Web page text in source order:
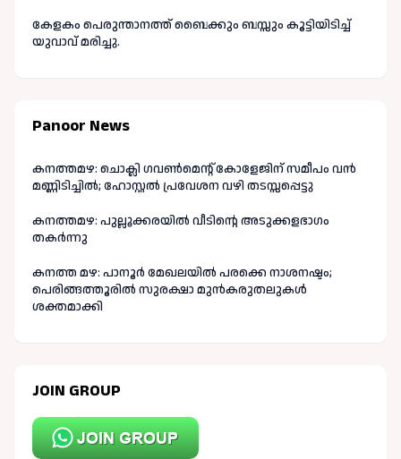
കേളകം പെരുന്താനത്ത് ബൈക്കും ബസ്സും കൂട്ടിയിടിച്ച്
യുവാവ് മരിച്ചു.
Panoor News
കനത്തമഴ: ചൊക്ലി ഗവൺമെന്റ് കോളേജിന് സമീപം വൻ
മണ്ണിടിച്ചിൽ; ഹോസ്റ്റൽ പ്രവേശന വഴി തടസ്സപ്പെട്ടു
കനത്തമഴ: പുല്ലൂക്കരയിൽ വീടിന്റെ അടുക്കളഭാഗം
തകർന്നു
കനത്ത മഴ: പാനൂർ മേഖലയിൽ പരക്കെ നാശനഷ്ടം;
പെരിങ്ങത്തൂരിൽ സുരക്ഷാ മുൻകരുതലുകൾ
ശക്തമാക്കി
JOIN GROUP